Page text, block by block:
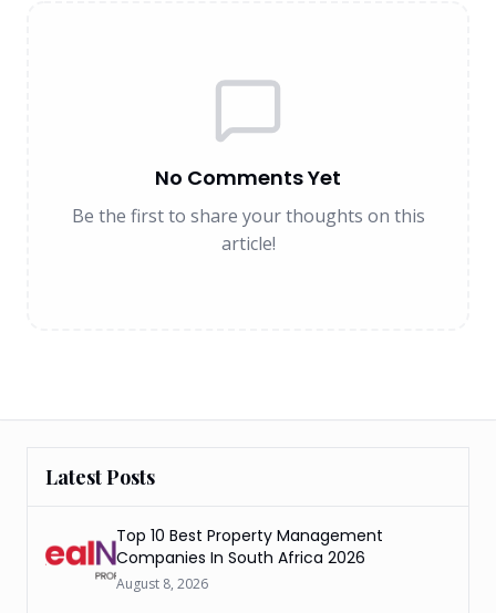
No Comments Yet
Be the first to share your thoughts on this
article!
Latest Posts
Top 10 Best Property Management
Companies In South Africa 2026
August 8, 2026